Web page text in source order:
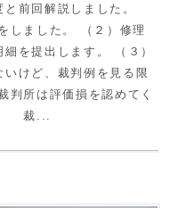
と前回解説しました。
しました。 （２）修理
を提出します。 （３）
けど、裁判例を見る限
判所は評価損を認めてく
。 裁...